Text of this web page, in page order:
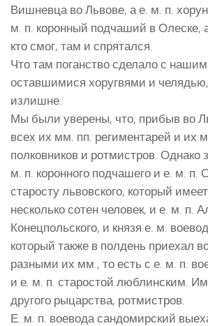
Вишневца во Львове, а е. м. п.
м. п. коронный подчаший в Олеске,
кто смог, там и спрятался.
Что там поганство сделало с
оставшимися хоругвями и
излишне.
Мы были уверены, что, прибыв во
всех их мм. пп. региментарей и их
полковников и ротмистров. Однако
м. п. коронного подчашего и е. м. п.
старосту львовского, который
несколько сотен человек, и е. м. п.
Конецпольского, и князя е. м.
который также в полдень приехал
разными их мм., то есть с е. м. п.
и е. м. п. старостой люблинским.
другого рыцарства, ротмистров.
Е. м. п. воевода сандомирский